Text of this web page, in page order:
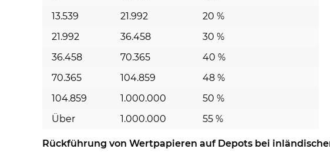
13.539
21.992
20 %
21.992
36.458
30 %
36.458
70.365
40 %
70.365
104.859
48 %
104.859
1.000.000
50 %
Über
1.000.000 55 %
Rückführung von Wertpapieren auf Depots bei